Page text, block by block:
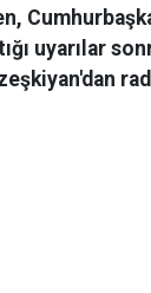
uyarılar